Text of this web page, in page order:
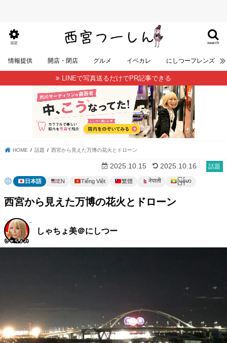
search
設定
情報提供 開店・閉店 グルメ イベカレ にしつーフレンズ
LINEで写真送るだけでPR記事できる
HOME 話題 西宮から見えた万博の花火とドローン
話題
2025.10.15 2025.10.16
日本語 EN Tiếng Việt 繁體 नेपाली မြန်မာ
西宮から見えた万博の花火とドローン
しゃちょ美＠にしつー